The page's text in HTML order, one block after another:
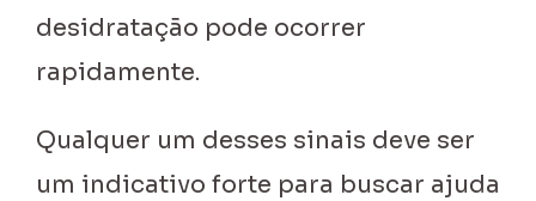
desidratação pode ocorrer
rapidamente.
Qualquer um desses sinais deve ser
um indicativo forte para buscar ajuda